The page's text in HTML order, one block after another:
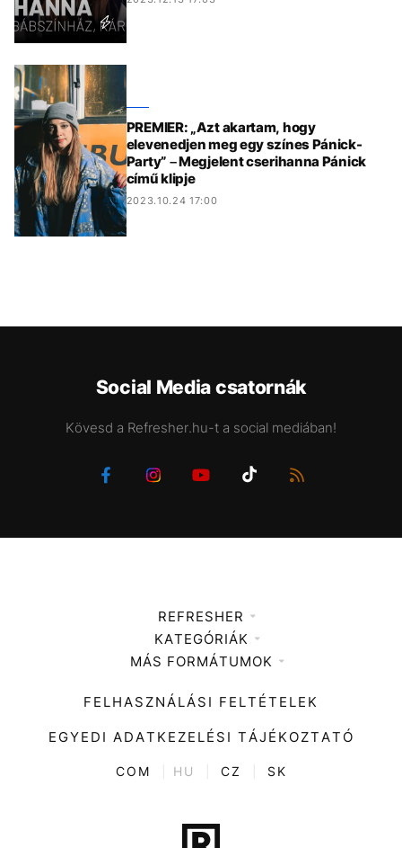
PREMIER: „Azt akartam, hogy
elevenedjen meg egy színes Pánick-
Party” – Megjelent cserihanna Pánick
című klipje
2023.10.24 17:00
Social Media csatornák
Kövesd a Refresher.hu-t a social mediában!
REFRESHER
Médiaajánlat
KATEGÓRIÁK
Zene
Divat
Kultúra
ENTR
Tech-Tudomány
MÁS FORMÁTUMOK
FELHASZNÁLÁSI FELTÉTELEK
EGYEDI ADATKEZELÉSI TÁJÉKOZTATÓ
COM HU CZ SK